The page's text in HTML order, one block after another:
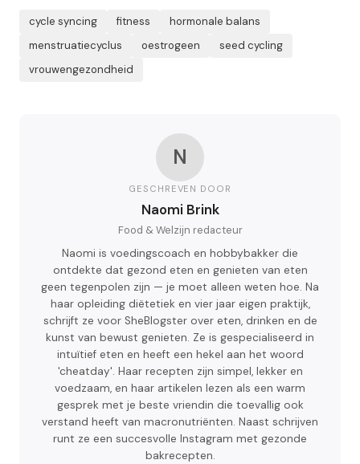
cycle syncing fitness
hormonale balans
menstruatiecyclus
oestrogeen
seed cycling
vrouwengezondheid
N
GESCHREVEN DOOR
Naomi Brink
Food & Welzijn redacteur
Naomi is voedingscoach en hobbybakker die
ontdekte dat gezond eten en genieten van eten
geen tegenpolen zijn — je moet alleen weten hoe. Na
haar opleiding diëtetiek en vier jaar eigen praktijk,
schrijft ze voor SheBlogster over eten, drinken en de
kunst van bewust genieten. Ze is gespecialiseerd in
intuïtief eten en heeft een hekel aan het woord
'cheatday'. Haar recepten zijn simpel, lekker en
voedzaam, en haar artikelen lezen als een warm
gesprek met je beste vriendin die toevallig ook
verstand heeft van macronutriënten. Naast schrijven
runt ze een succesvolle Instagram met gezonde
bakrecepten.